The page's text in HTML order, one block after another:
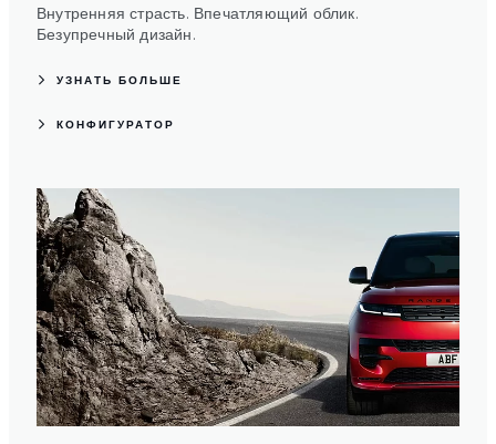
Внутренняя страсть. Впечатляющий облик.
Безупречный дизайн.
УЗНАТЬ БОЛЬШЕ
КОНФИГУРАТОР